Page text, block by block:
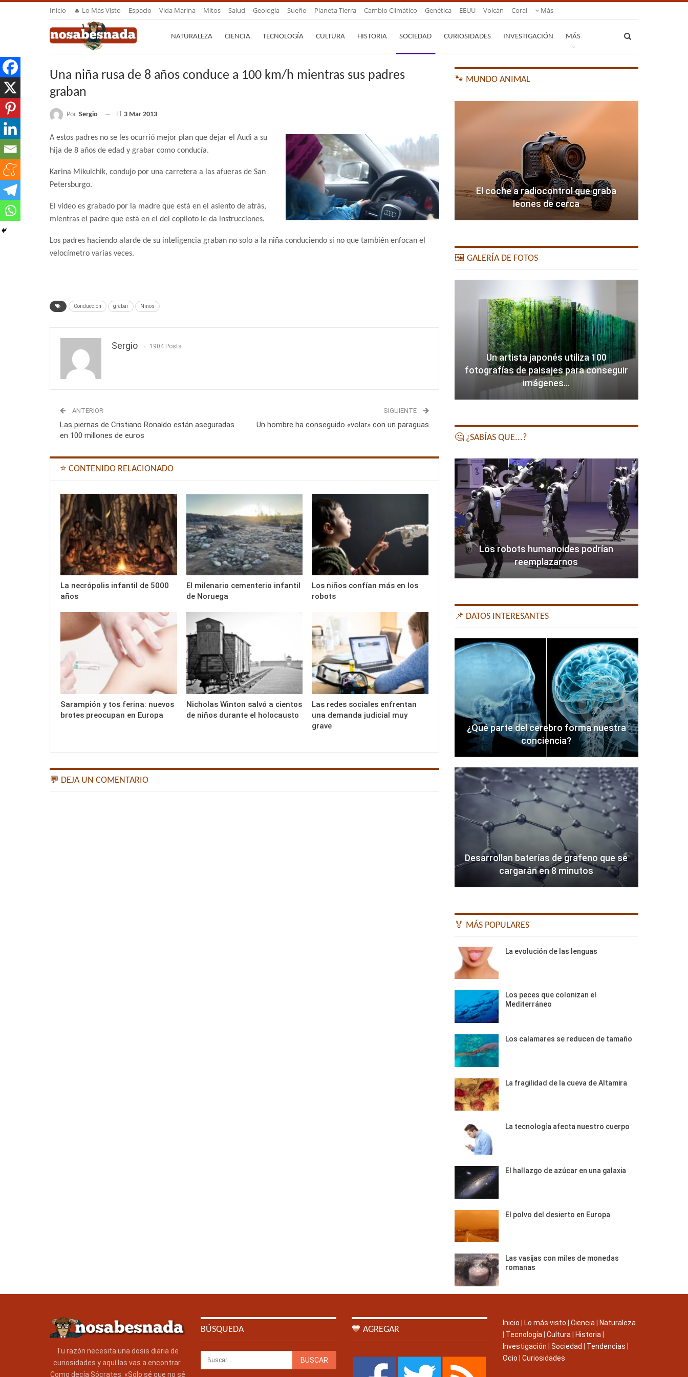
Inicio 🔥 Lo Más Visto Espacio Vida Marina Mitos Salud Geología Sueño Planeta Tierra Cambio Climático Genética EEUU Volcán Coral Más
NATURALEZA CIENCIA TECNOLOGÍA CULTURA HISTORIA SOCIEDAD CURIOSIDADES INVESTIGACIÓN MÁS
Una niña rusa de 8 años conduce a 100 km/h mientras sus padres
graban
Por Sergio El 3 Mar 2013
A estos padres no se les ocurrió mejor plan que dejar el Audi a su
hija de 8 años de edad y grabar como conducía.
Karina Mikulchik, condujo por una carretera a las afueras de San
Petersburgo.
El video es grabado por la madre que está en el asiento de atrás,
mientras el padre que está en el del copiloto le da instrucciones.
Los padres haciendo alarde de su inteligencia graban no solo a la niña conduciendo si no que también enfocan el
velocímetro varias veces.
Conducción grabar Niños
Sergio 1904 Posts
ANTERIOR
Las piernas de Cristiano Ronaldo están aseguradas
en 100 millones de euros
SIGUIENTE
Un hombre ha conseguido «volar» con un paraguas
⭐ CONTENIDO RELACIONADO
La necrópolis infantil de 5000
años
El milenario cementerio infantil
de Noruega
Los niños confían más en los
robots
Sarampión y tos ferina: nuevos
brotes preocupan en Europa
Nicholas Winton salvó a cientos
de niños durante el holocausto
Las redes sociales enfrentan
una demanda judicial muy
grave
💬 DEJA UN COMENTARIO
🐾 MUNDO ANIMAL
El coche a radiocontrol que graba
leones de cerca
🖼️ GALERÍA DE FOTOS
Un artista japonés utiliza 100
fotografías de paisajes para conseguir
imágenes…
🤔 ¿SABÍAS QUE...?
Los robots humanoides podrían
reemplazarnos
📌 DATOS INTERESANTES
¿Qué parte del cerebro forma nuestra
conciencia?
Desarrollan baterías de grafeno que se
cargarán en 8 minutos
🏅 MÁS POPULARES
La evolución de las lenguas
Los peces que colonizan el
Mediterráneo
Los calamares se reducen de tamaño
La fragilidad de la cueva de Altamira
La tecnología afecta nuestro cuerpo
El hallazgo de azúcar en una galaxia
El polvo del desierto en Europa
Las vasijas con miles de monedas
romanas
Tu razón necesita una dosis diaria de
curiosidades y aquí las vas a encontrar.
Como decía Sócrates: «Sólo sé que no sé
BÚSQUEDA 💙 AGREGAR
Inicio Lo más visto Ciencia
Naturaleza
Tecnología Cultura Historia
Investigación
Sociedad Tendencias
Ocio
Curiosidades